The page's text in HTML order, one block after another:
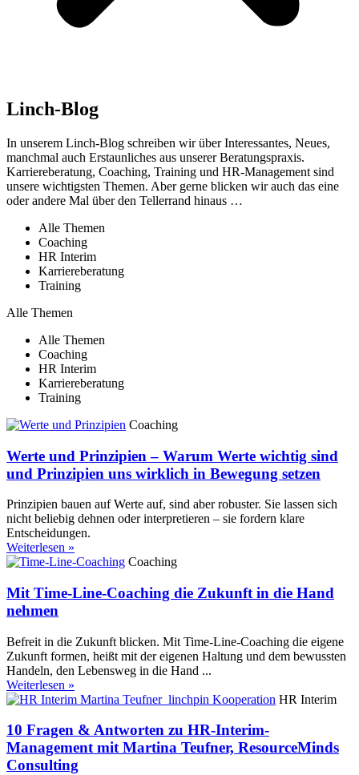
Linch-Blog
In unserem Linch-Blog schreiben wir über Interessantes, Neues,
manchmal auch Erstaunliches aus unserer Beratungspraxis.
Karriereberatung, Coaching, Training und HR-Management sind
unsere wichtigsten Themen. Aber gerne blicken wir auch das eine
oder andere Mal über den Tellerrand hinaus …
Alle Themen
Coaching
HR Interim
Karriereberatung
Training
Alle Themen
Alle Themen
Coaching
HR Interim
Karriereberatung
Training
Coaching
Werte und Prinzipien – Warum Werte wichtig sind
und Prinzipien uns wirklich in Bewegung setzen
Prinzipien bauen auf Werte auf, sind aber robuster. Sie lassen sich
nicht beliebig dehnen oder interpretieren – sie fordern klare
Entscheidungen.
Weiterlesen »
Coaching
Mit Time-Line-Coaching die Zukunft in die Hand
nehmen
Befreit in die Zukunft blicken. Mit Time-Line-Coaching die eigene
Zukunft formen, heißt mit der eigenen Haltung und dem bewussten
Handeln, den Lebensweg in die Hand ...
Weiterlesen »
HR Interim
10 Fragen & Antworten zu HR-Interim-
Management mit Martina Teufner, ResourceMinds
Consulting